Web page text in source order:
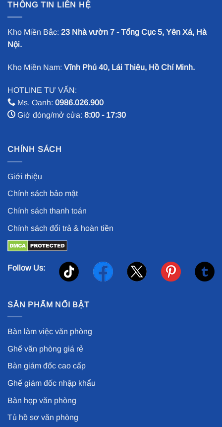
THÔNG TIN LIÊN HỆ
Kho Miền Bắc: 23 Nhà vườn 7 - Tổng Cục 5, Yên Xá, Hà
Nội.
Kho Miền Nam: Vĩnh Phú 40, Lái Thiêu, Hồ Chí Minh.
HOTLINE TƯ VẤN:
Ms. Oanh: 0986.026.900
Giờ đóng/mở cửa: 8:00 - 17:30
CHÍNH SÁCH
Giới thiệu
Chính sách bảo mật
Chính sách thanh toán
Chính sách đổi trả & hoàn tiền
Follow Us:
SẢN PHẨM NỔI BẬT
Bàn làm việc văn phòng
Ghế văn phòng giá rẻ
Bàn giám đốc cao cấp
Ghế giám đốc nhập khẩu
Bàn họp văn phòng
Tủ hồ sơ văn phòng